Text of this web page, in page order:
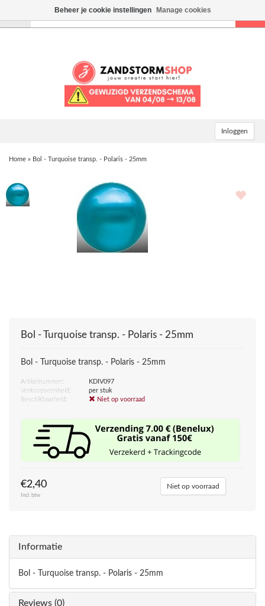
Inloggen
Home » Bol - Turquoise transp. - Polaris - 25mm
Bol - Turquoise transp. - Polaris - 25mm
Bol - Turquoise transp. - Polaris - 25mm
Artikelnummer:
KDIV097
Verkoopseenheid:
per stuk
Beschikbaarheid:
Niet op voorraad
€2,40
Incl. btw
Niet op voorraad
Informatie
Bol - Turquoise transp. - Polaris - 25mm
Reviews (0)
Beheer je cookie instellingen Manage cookies